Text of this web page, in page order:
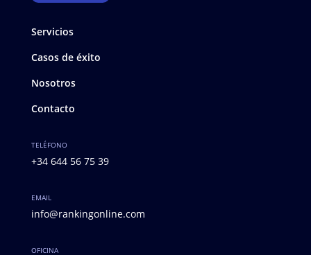
Servicios
Casos de éxito
Nosotros
Contacto
TELÉFONO
+34 644 56 75 39
EMAIL
info@rankingonline.com
OFICINA